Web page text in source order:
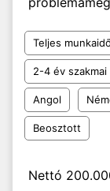
Teljes
2-4 év
Angol
Beosztott
Nettó